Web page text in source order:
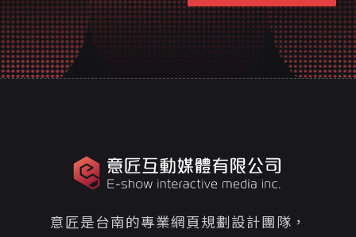
意匠是台南的專業網頁規劃設計團隊，